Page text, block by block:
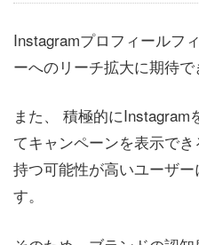
Instagramプロフィールフ
ーへのリーチ拡大に期待で
また、 積極的にInstagram
てキャンペーンを表示で
持つ可能性が高いユーザ
す。